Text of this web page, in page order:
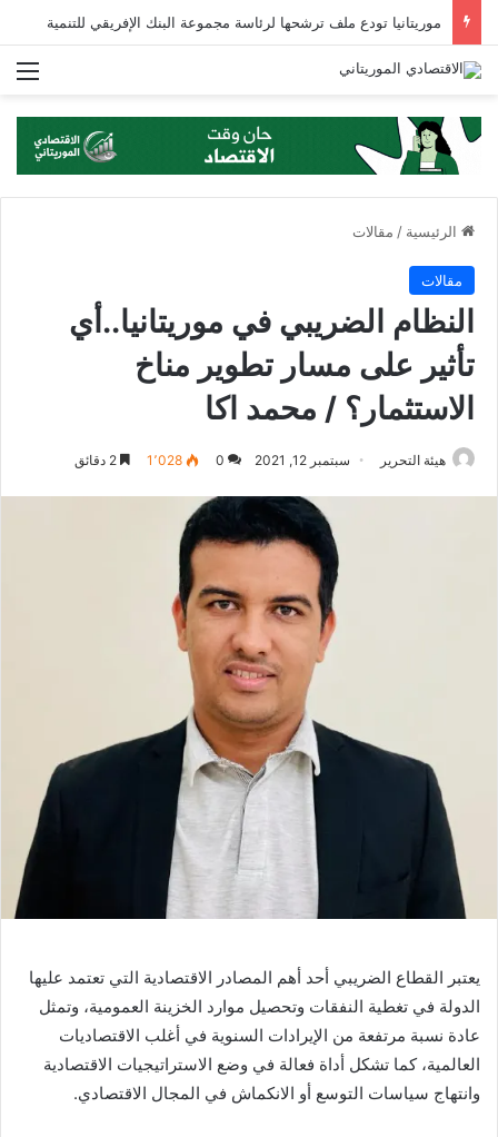
انخفاض المؤشر الوطني لأسعار المستهلك لشهر نوفمبر 2024 ب 1%
الرئيسية / مقالات
مقالات
النظام الضريبي في موريتانيا..أي
تأثير على مسار تطوير مناخ
الاستثمار؟ / محمد اكا
هيئة التحرير سبتمبر 12, 2021 0 1٬028
يعتبر القطاع الضريبي أحد أهم المصادر الاقتصادية التي تعتمد عليها
الدولة في تغطية النفقات وتحصيل موارد الخزينة العمومية، وتمثل
عادة نسبة مرتفعة من الإيرادات السنوية في أغلب الاقتصاديات
العالمية، كما تشكل أداة فعالة في وضع الاستراتيجيات الاقتصادية
وانتهاج سياسات التوسع أو الانكماش في المجال الاقتصادي.